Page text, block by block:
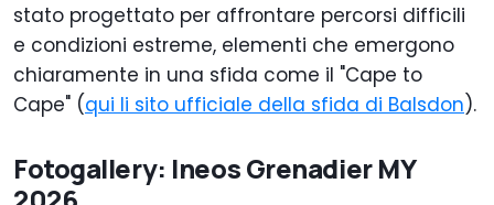
stato progettato per affrontare percorsi difficili
e condizioni estreme, elementi che emergono
chiaramente in una sfida come il "Cape to
Cape" (qui li sito ufficiale della sfida di Balsdon).
Fotogallery: Ineos Grenadier MY